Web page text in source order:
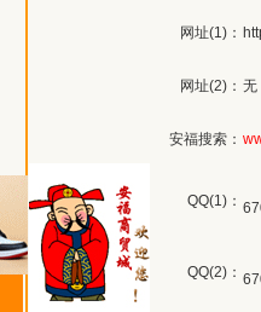
网址(1)：
网址(2)： 无
安福搜索：
QQ(1)：
QQ(2)：